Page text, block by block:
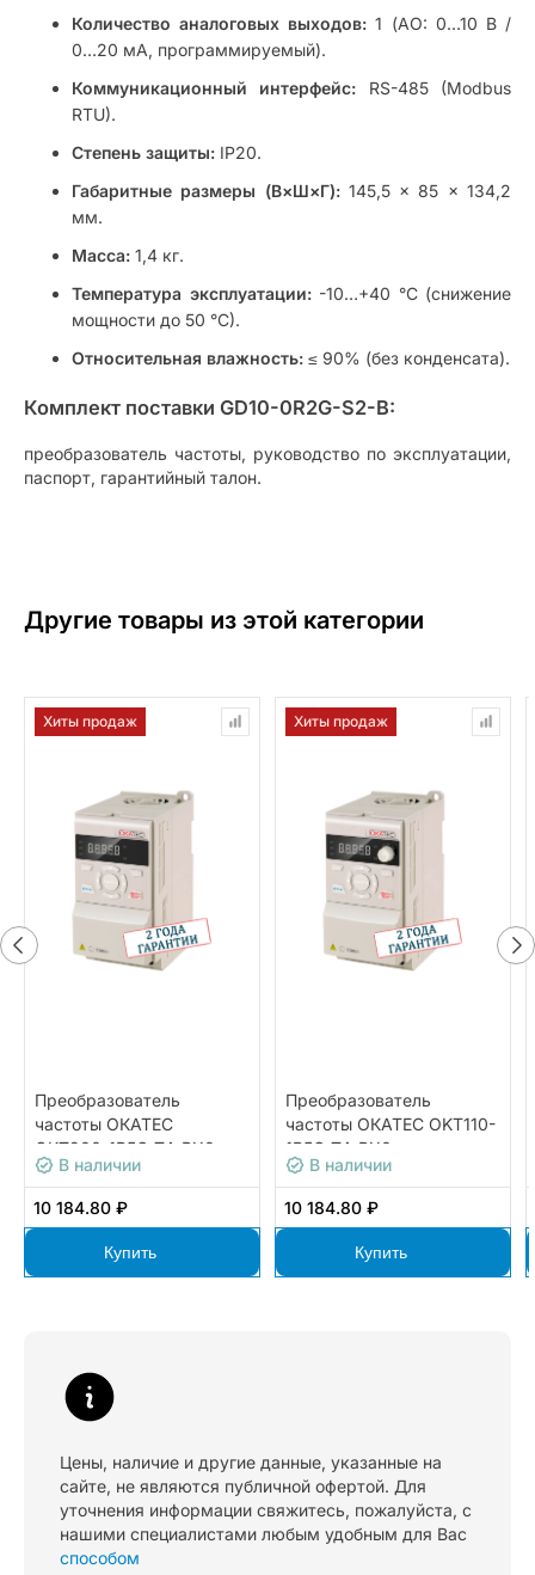
Количество аналоговых выходов: 1 (AO: 0…10 В /
0…20 мА, программируемый).
Коммуникационный интерфейс: RS-485 (Modbus
RTU).
Степень защиты: IP20.
Габаритные размеры (В×Ш×Г):145,5 × 85 × 134,2
мм.
Масса: 1,4 кг.
Температура эксплуатации:-10…+40 °C (снижение
мощности до 50 °C).
Относительная влажность: ≤ 90% (без конденсата).
Комплект поставки GD10-0R2G-S2-B:
преобразователь частоты, руководство по эксплуатации,
паспорт, гарантийный талон.
Другие товары из этой категории
Хиты продаж
Преобразователь
частоты ОКАТЕС
OKT200-1R5G-T4-BX0
В наличии
10 184.80 ₽
Купить
Хиты продаж
Преобразователь
частоты ОКАТЕС OKT110-
1R5G-T4-BX0
В наличии
10 184.80 ₽
Купить
Цены, наличие и другие данные, указанные на
сайте, не являются публичной офертой. Для
уточнения информации свяжитесь, пожалуйста, с
нашими специалистами любым удобным для Вас
способом